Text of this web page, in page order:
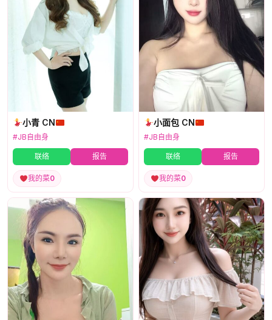
小青 CN
#JB自由身
联络 报告
我的菜0
小面包 CN
#JB自由身
联络 报告
我的菜0